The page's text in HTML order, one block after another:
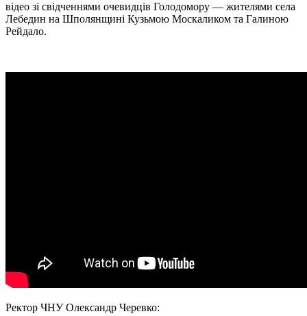
відео зі свідченнями очевидців Голодомору — жителями села
Лебедин на Шполянщині Кузьмою Москаликом та Галиною
Рейдало.
Ректор ЧНУ Олександр Черевко: